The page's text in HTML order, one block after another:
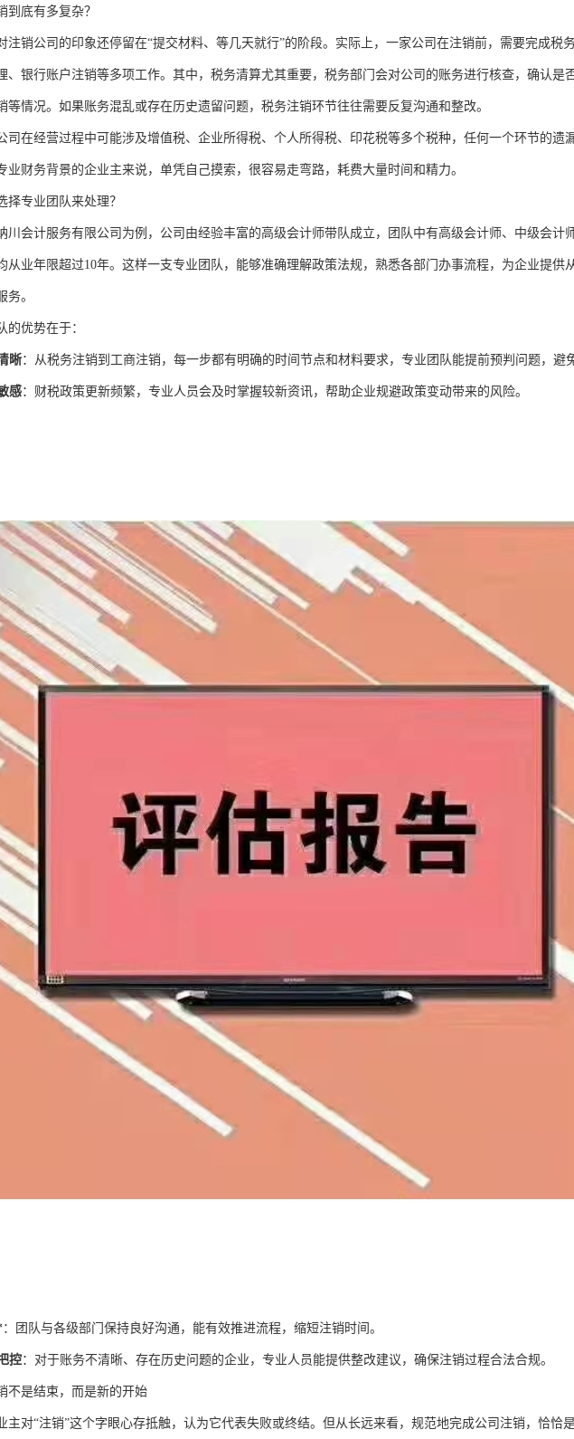
到底有多复杂？
注销公司的印象还停留在“提交材料、等几天就行”的阶段。实际上，一家公司在注销前，需要完成税
、银行账户注销等多项工作。其中，税务清算尤其重要，税务部门会对公司的账务进行核查，确认是
等情况。如果账务混乱或存在历史遗留问题，税务注销环节往往需要反复沟通和整改。
司在经营过程中可能涉及增值税、企业所得税、个人所得税、印花税等多个税种，任何一个环节的遗
业财务背景的企业主来说，单凭自己摸索，很容易走弯路，耗费大量时间和精力。
择专业团队来处理？
川会计服务有限公司为例，公司由经验丰富的高级会计师带队成立，团队中有高级会计师、中级会计
从业年限超过10年。这样一支专业团队，能够准确理解政策法规，熟悉各部门办事流程，为企业提供
务。
的优势在于：
晰：从税务注销到工商注销，每一步都有明确的时间节点和材料要求，专业团队能提前预判问题，避
感：财税政策更新频繁，专业人员会及时掌握较新资讯，帮助企业规避政策变动带来的风险。
：团队与各级部门保持良好沟通，能有效推进流程，缩短注销时间。
控：对于账务不清晰、存在历史问题的企业，专业人员能提供整改建议，确保注销过程合法合规。
不是结束，而是新的开始
主对“注销”这个字眼心存抵触，认为它代表失败或终结。但从长远来看，规范地完成公司注销，恰恰